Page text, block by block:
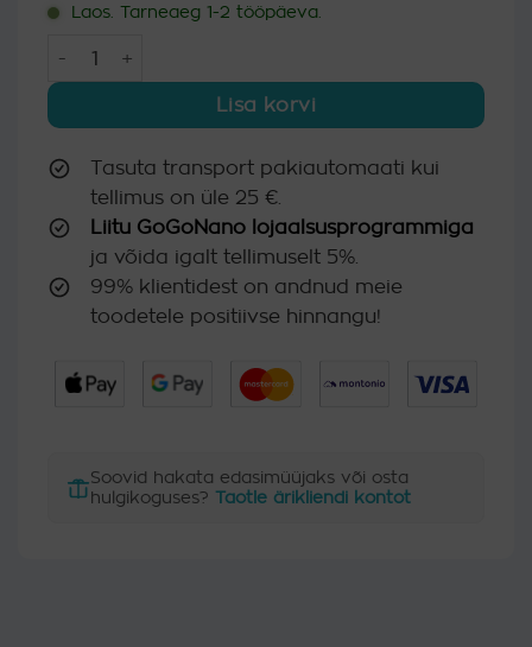
Laos. Tarneaeg 1-2 tööpäeva.
Tekstiilikaitse Stay Dry jalanõudele ja riietele, 300 ml
Lisa korvi
Tasuta transport pakiautomaati kui
tellimus on üle 25 €.
Liitu GoGoNano lojaalsusprogrammiga
ja võida igalt tellimuselt 5%.
99% klientidest on andnud meie
toodetele positiivse hinnangu!
Soovid hakata edasimüüjaks või osta
hulgikoguses? Taotle ärikliendi kontot